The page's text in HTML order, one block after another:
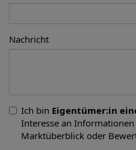
Nachricht
Ich bin Eigentümer:in
Interesse an
Marktüberblick oder